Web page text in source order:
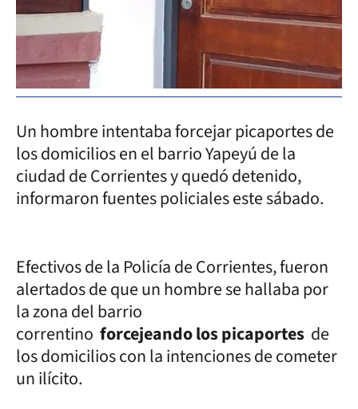
Un hombre intentaba forcejar picaportes de
los domicilios en el barrio Yapeyú de la
ciudad de Corrientes y quedó detenido,
informaron fuentes policiales este sábado.
Efectivos de la Policía de Corrientes, fueron
alertados de que un hombre se hallaba por
la zona del barrio
correntino forcejeando los picaportes de
los domicilios con la intenciones de cometer
un ilícito.